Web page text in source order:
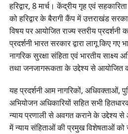
हरिद्वार, 8 मार्च। केंद्रीय गृह एवं
को हरिद्वार के बैरागी कैंप में उत्तराखंड
विषय पर आयोजित राज्य स्तरीय प्रदर्शनी
प्रदर्शनी भारत सरकार द्वारा लागू किए गए
नागरिक सुरक्षा संहिता एवं भारतीय साक्ष्य
तथा जनजागरूकता के उद्देश्य से आयोजित
यह प्रदर्शनी आम नागरिकों, अधिवक्ताओं,
अभियोजन अधिकारियों सहित सभी
न्याय प्रणाली से अवगत कराने के उद्देश्य से
में न्याय संहिताओं की प्रमुख विशेषताओं